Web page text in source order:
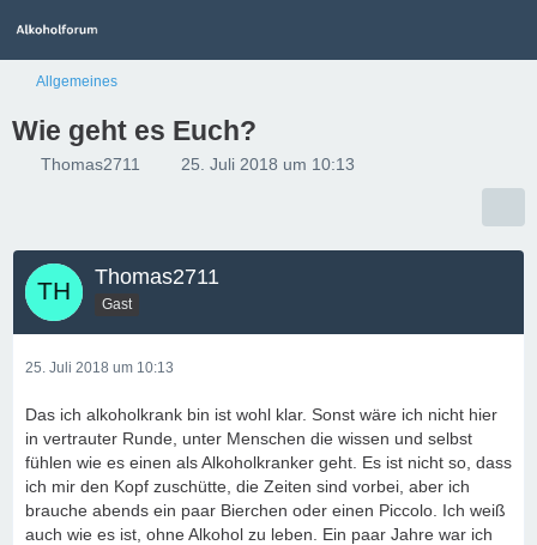
Allgemeines
Wie geht es Euch?
Thomas2711 25. Juli 2018 um 10:13
Thomas2711
Gast
25. Juli 2018 um 10:13
Das ich alkoholkrank bin ist wohl klar. Sonst wäre ich nicht hier
in vertrauter Runde, unter Menschen die wissen und selbst
fühlen wie es einen als Alkoholkranker geht. Es ist nicht so, dass
ich mir den Kopf zuschütte, die Zeiten sind vorbei, aber ich
brauche abends ein paar Bierchen oder einen Piccolo. Ich weiß
auch wie es ist, ohne Alkohol zu leben. Ein paar Jahre war ich